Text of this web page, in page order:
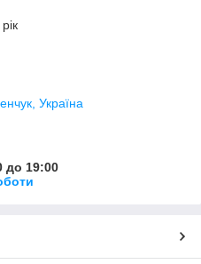
Україна
до 19:00